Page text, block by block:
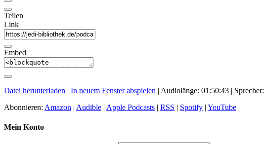
Teilen
Link
Embed
Datei herunterladen In neuem Fenster abspielen Audiolänge: 01:50:43 | Sprecher:
Abonnieren: Amazon Audible Apple Podcasts RSS Spotify YouTube
Mein Konto